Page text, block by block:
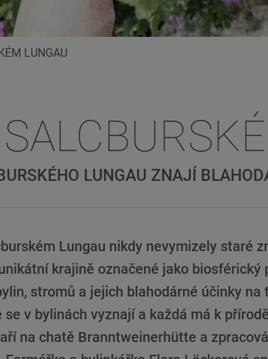
LUNGAU
LUNGAU ZNAJÍ
Lungau nikdy nevymizely staré
krajině označené jako biosférický
stromů a jejich blahodárné účinky
se v bylinách vyznají a každá má k
na chatě Branntweinerhütte a